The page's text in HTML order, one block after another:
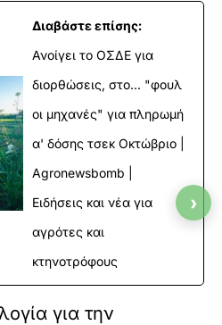
Διαβάστε επίσης:
Ανοίγει το ΟΣΔΕ για
διορθώσεις, στο... "φουλ
οι μηχανές" για πληρωμή
α' δόσης τσεκ Οκτώβριο |
Agronewsbomb |
Ειδήσεις και νέα για
αγρότες και
κτηνοτρόφους
για την
›